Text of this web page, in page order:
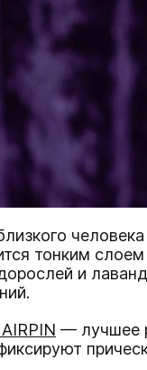
тонким
и
— лучшее